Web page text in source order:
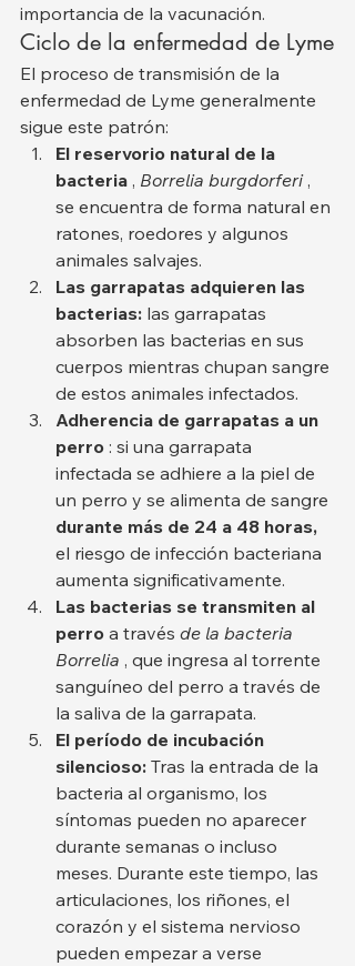
importancia de la vacunación.
Ciclo de la enfermedad de Lyme
El proceso de transmisión de la
enfermedad de Lyme generalmente
sigue este patrón:
El reservorio natural de la
bacteria , Borrelia burgdorferi ,
se encuentra de forma natural en
ratones, roedores y algunos
animales salvajes.
Las garrapatas adquieren las
bacterias: las garrapatas
absorben las bacterias en sus
cuerpos mientras chupan sangre
de estos animales infectados.
Adherencia de garrapatas a un
perro : si una garrapata
infectada se adhiere a la piel de
un perro y se alimenta de sangre
durante más de 24 a 48 horas,
el riesgo de infección bacteriana
aumenta significativamente.
Las bacterias se transmiten al
perro a través de la bacteria
Borrelia , que ingresa al torrente
sanguíneo del perro a través de
la saliva de la garrapata.
El período de incubación
silencioso: Tras la entrada de la
bacteria al organismo, los
síntomas pueden no aparecer
durante semanas o incluso
meses. Durante este tiempo, las
articulaciones, los riñones, el
corazón y el sistema nervioso
pueden empezar a verse